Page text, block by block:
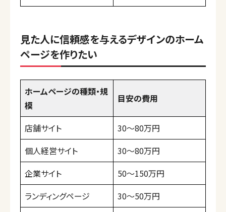
見た人に信頼感を与えるデザインのホーム
ページを作りたい
ホームページの種類・規
模
目安の費用
店舗サイト
30〜80万円
個人経営サイト
30〜80万円
企業サイト
50〜150万円
ランディングページ
30〜50万円